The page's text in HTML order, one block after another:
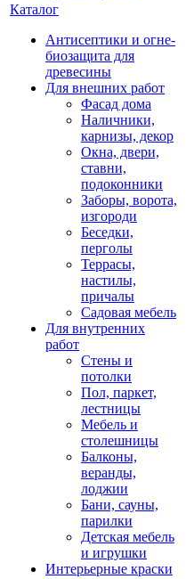
Каталог
Антисептики и огне-
биозащита для
древесины
Для внешних работ
Фасад дома
Наличники,
карнизы, декор
Окна, двери,
ставни,
подоконники
Заборы, ворота,
изгороди
Беседки,
перголы
Террасы,
настилы,
причалы
Садовая мебель
Для внутренних
работ
Стены и
потолки
Пол, паркет,
лестницы
Мебель и
столешницы
Балконы,
веранды,
лоджии
Бани, сауны,
парилки
Детская мебель
и игрушки
Интерьерные краски